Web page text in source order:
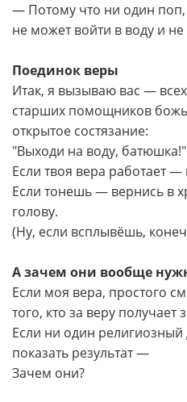
— Потому что ни один
не может войти в воду и не
Поединок веры
Итак, я вызываю вас —
старших помощников
открытое состязание:
"Выходи на воду, батюшка!"
Если твоя вера работает —
Если тонешь — вернись в
голову.
(Ну, если всплывёшь,
А зачем они вообще
Если моя вера, простого
того, кто за веру получает
Если ни один
показать результат —
Зачем они?